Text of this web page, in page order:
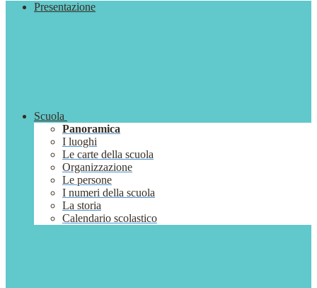
Presentazione
Scuola
Panoramica
I luoghi
Le carte della scuola
Organizzazione
Le persone
I numeri della scuola
La storia
Calendario scolastico